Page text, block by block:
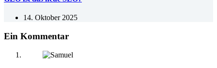
14. Oktober 2025
Ein Kommentar